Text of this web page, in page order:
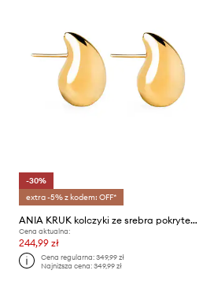
-30%
extra -5% z kodem: OFF*
ANIA KRUK kolczyki ze srebra pokrytego złotem VINTAGE
Cena aktualna:
244,99 zł
Cena regularna:349,99 zł
Najniższa cena:349,99 zł